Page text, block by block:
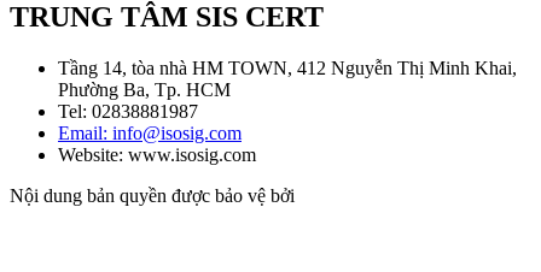
TRUNG TÂM SIS CERT
Tầng 14, tòa nhà HM TOWN, 412 Nguyễn Thị Minh Khai,
Phường Ba, Tp. HCM
Tel: 02838881987
Email: info@isosig.com
Website: www.isosig.com
Nội dung bản quyền được bảo vệ bởi